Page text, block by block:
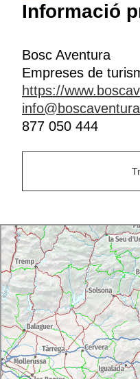
Informació
Bosc Aventura
Empreses de
https://
877 050 444